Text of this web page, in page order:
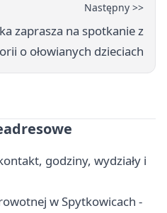
Następny >>
zaprasza na spotkanie z
o ołowianych dzieciach
godziny, wydziały i
w Spytkowicach -